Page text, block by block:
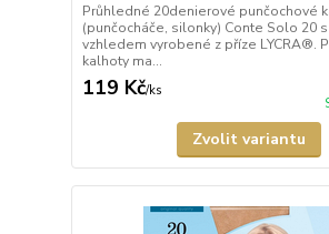
Průhledné 20denierové punčochové
(punčocháče, silonky) Conte Solo 20
vzhledem vyrobené z příze LYCRA®.
kalhoty ma...
119 Kč/ks
Zvolit variantu